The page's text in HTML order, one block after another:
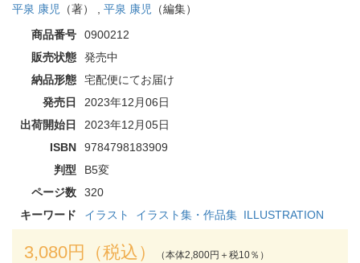
平泉 康児 （著） , 平泉 康児
（編集）
商品番号
0900212
販売状態
発売中
納品形態
宅配便にてお届け
発売日
2023年12月06日
出荷開始日
2023年12月05日
ISBN
9784798183909
判型
B5変
ページ数
320
キーワード
イラスト イラスト集・作品集 ILLUSTRATION
3,080円（税込） （本体2,800円＋税10％）